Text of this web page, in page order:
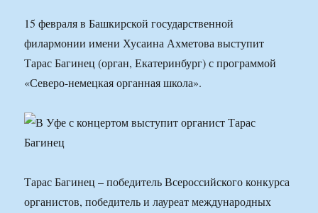
15 февраля в Башкирской государственной
филармонии имени Хусаина Ахметова выступит
Тарас Багинец (орган, Екатеринбург) с программой
«Северо-немецкая органная школа».
Тарас Багинец – победитель Всероссийского конкурса
органистов, победитель и лауреат международных